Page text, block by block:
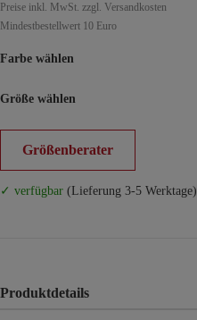
Preise inkl. MwSt. zzgl. Versandkosten
Mindestbestellwert 10 Euro
Farbe wählen
Größe wählen
Größenberater
✓ verfügbar (Lieferung 3-5 Werktage)
Produktdetails